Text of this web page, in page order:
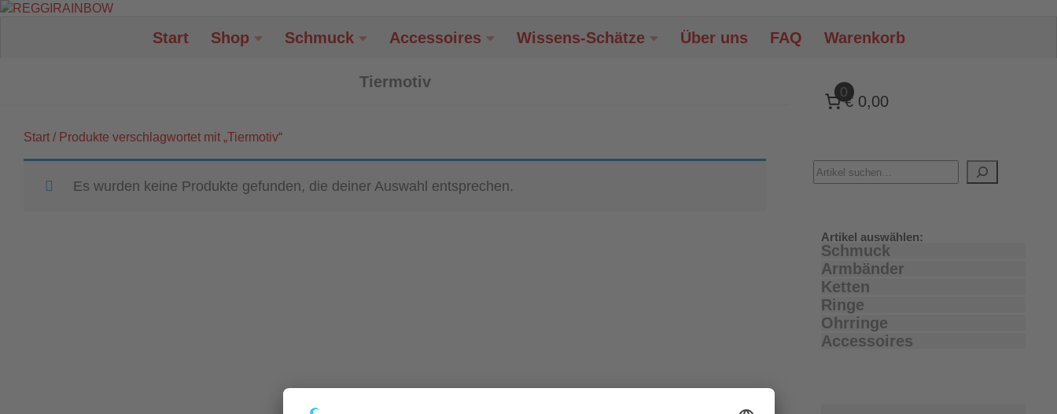
Start Shop Schmuck Accessoires Wissens-Schätze Über uns FAQ Warenkorb
Tiermotiv
Start / Produkte verschlagwortet mit „Tiermotiv“
Es wurden keine Produkte gefunden, die deiner Auswahl entsprechen.
0
€ 0,00
Artikel auswählen:
Schmuck
Armbänder
Ketten
Ringe
Ohrringe
Accessoires